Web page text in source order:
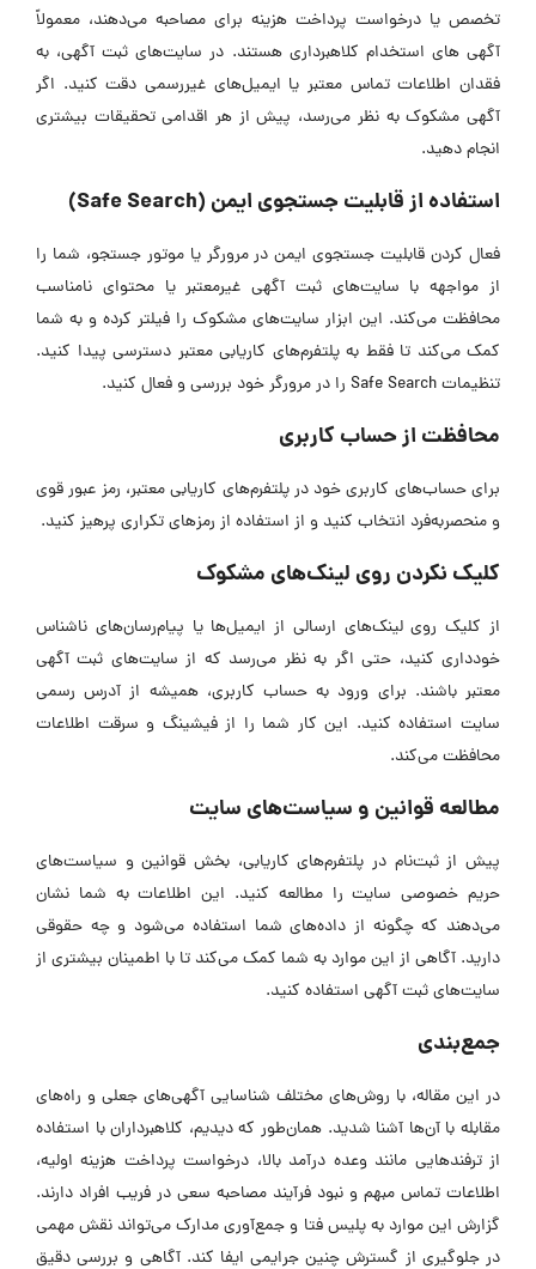
تخصص یا درخواست پرداخت هزینه برای مصاحبه می‌دهند، معمولاً
آگهی ‌های استخدام کلاهبرداری هستند. در سایت‌های ثبت آگهی، به
فقدان اطلاعات تماس معتبر یا ایمیل‌های غیررسمی دقت کنید. اگر
آگهی مشکوک به نظر می‌رسد، پیش از هر اقدامی تحقیقات بیشتری
انجام دهید.
استفاده از قابلیت جستجوی ایمن (Safe Search)
فعال کردن قابلیت جستجوی ایمن در مرورگر یا موتور جستجو، شما را
از مواجهه با سایت‌های ثبت آگهی غیرمعتبر یا محتوای نامناسب
محافظت می‌کند. این ابزار سایت‌های مشکوک را فیلتر کرده و به شما
کمک می‌کند تا فقط به پلتفرم‌های کاریابی معتبر دسترسی پیدا کنید.
تنظیمات Safe Search را در مرورگر خود بررسی و فعال کنید.
محافظت از حساب کاربری
برای حساب‌های کاربری خود در پلتفرم‌های کاریابی معتبر، رمز عبور قوی
و منحصربه‌فرد انتخاب کنید و از استفاده از رمز‌های تکراری پرهیز کنید.
کلیک نکردن روی لینک‌های مشکوک
از کلیک روی لینک‌های ارسالی از ایمیل‌ها یا پیام‌رسان‌های ناشناس
خودداری کنید، حتی اگر به نظر می‌رسد که از سایت‌های ثبت آگهی
معتبر باشند. برای ورود به حساب کاربری، همیشه از آدرس رسمی
سایت استفاده کنید. این کار شما را از فیشینگ و سرقت اطلاعات
محافظت می‌کند.
مطالعه قوانین و سیاست‌های سایت
پیش از ثبت‌نام در پلتفرم‌های کاریابی، بخش قوانین و سیاست‌های
حریم خصوصی سایت را مطالعه کنید. این اطلاعات به شما نشان
می‌دهند که چگونه از داده‌های شما استفاده می‌شود و چه حقوقی
دارید. آگاهی از این موارد به شما کمک می‌کند تا با اطمینان بیشتری از
سایت‌های ثبت آگهی استفاده کنید.
جمع‌بندی
در این مقاله، با روش‌های مختلف شناسایی آگهی‌های جعلی و راه‌های
مقابله با آن‌ها آشنا شدید. همان‌طور که دیدیم، کلاهبرداران با استفاده
از ترفند‌هایی مانند وعده درآمد بالا، درخواست پرداخت هزینه اولیه،
اطلاعات تماس مبهم و نبود فرآیند مصاحبه سعی در فریب افراد دارند.
گزارش این موارد به پلیس فتا و جمع‌آوری مدارک می‌تواند نقش مهمی
در جلوگیری از گسترش چنین جرایمی ایفا کند. آگاهی و بررسی دقیق